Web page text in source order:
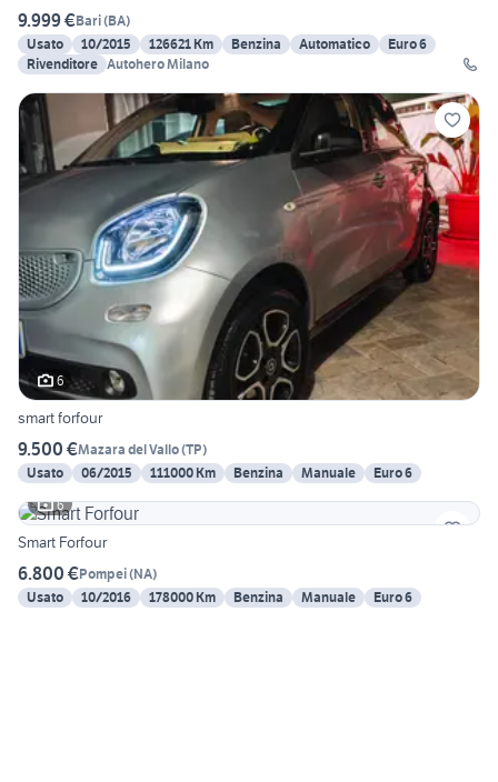
9.999 €Bari(BA)
Usato
10/2015 126621 Km Benzina Automatico
Euro 6
Rivenditore Autohero Milano
6
smart forfour
9.500 €Mazara del Vallo(TP)
Usato
06/2015 111000 Km Benzina Manuale
Euro 6
6
Smart Forfour
6.800 €Pompei(NA)
Usato
10/2016 178000 Km Benzina Manuale Euro 6